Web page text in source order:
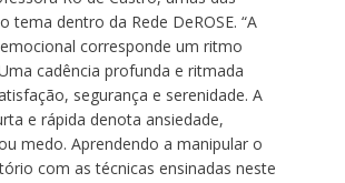
tema dentro da Rede DeROSE. “A
corresponde um ritmo
cadência profunda e ritmada
segurança e serenidade. A
e rápida denota ansiedade,
medo. Aprendendo a manipular o
com as técnicas ensinadas neste